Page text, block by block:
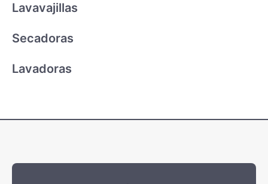
Lavavajillas
Secadoras
Lavadoras